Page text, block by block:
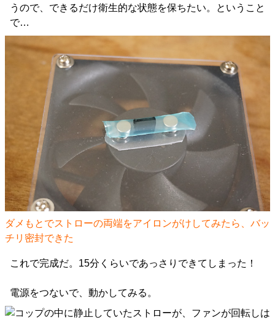
うので、できるだけ衛生的な状態を保ちたい。ということ
で…
ダメもとでストローの両端をアイロンがけしてみたら、バッ
チリ密封できた
これで完成だ。15分くらいであっさりできてしまった！
電源をつないで、動かしてみる。